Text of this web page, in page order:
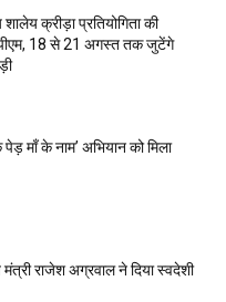
क्रीड़ा प्रतियोगिता की
18 से 21 अगस्त तक जुटेंगे
माँ के नाम’ अभियान को मिला
राजेश अग्रवाल ने दिया स्वदेशी